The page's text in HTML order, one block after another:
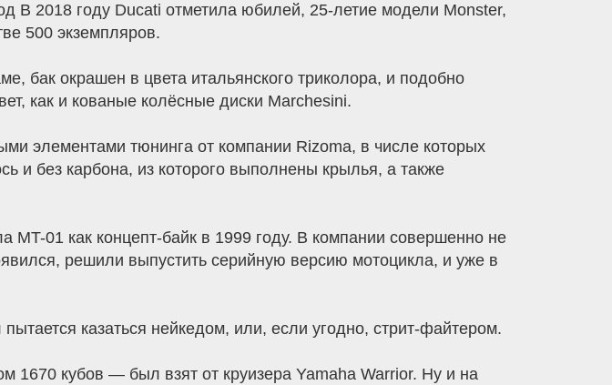
В 2018 году Ducati отметила юбилей, 25-летие модели Monster,
500 экземпляров.
бак окрашен в цвета итальянского триколора, и подобно
как и кованые колёсные диски Marchesini.
элементами тюнинга от компании Rizoma, в числе которых
и без карбона, из которого выполнены крылья, а также
01 как концепт-байк в 1999 году. В компании совершенно не
решили выпустить серийную версию мотоцикла, и уже в
казаться нейкедом, или, если угодно, стрит-файтером.
1670 кубов — был взят от круизера Yamaha Warrior. Ну и на